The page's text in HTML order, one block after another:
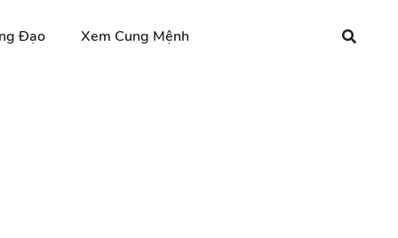
Đạo Xem Cung Mệnh